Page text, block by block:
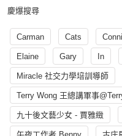
慶爆搜尋
Carman Cats
Elaine Gary In
Miracle 社交力學培訓導師
Terry Wong 王總講軍事
九十後文藝少女 - 賈雅緻